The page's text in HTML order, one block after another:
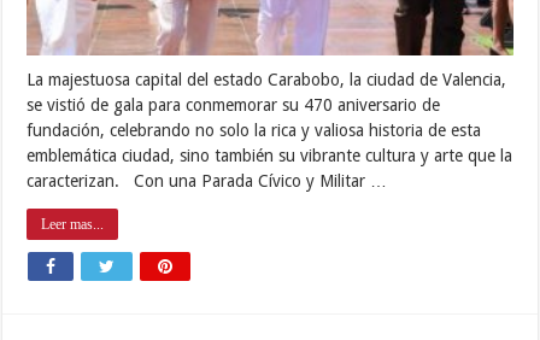
La majestuosa capital del estado Carabobo, la ciudad de Valencia,
se vistió de gala para conmemorar su 470 aniversario de
fundación, celebrando no solo la rica y valiosa historia de esta
emblemática ciudad, sino también su vibrante cultura y arte que la
caracterizan. Con una Parada Cívico y Militar …
Leer mas...